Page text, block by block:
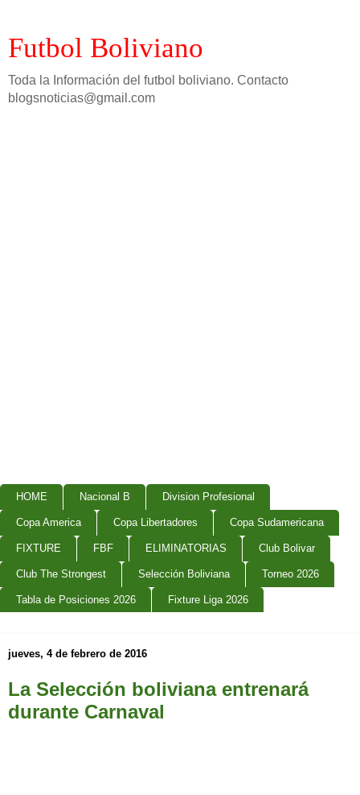
Futbol Boliviano
Toda la Información del futbol boliviano. Contacto
blogsnoticias@gmail.com
HOME Nacional B Division Profesional
Copa America Copa Libertadores Copa Sudamericana
FIXTURE FBF ELIMINATORIAS Club Bolivar
Club The Strongest Selección Boliviana Torneo 2026
Tabla de Posiciones 2026 Fixture Liga 2026
jueves, 4 de febrero de 2016
La Selección boliviana entrenará
durante Carnaval